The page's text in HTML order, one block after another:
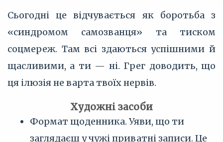
Сьогодні це відчувається як боротьба з
«синдромом самозванця» та тиском
соцмереж. Там всі здаються успішними й
щасливими, а ти — ні. Грег доводить, що
ця ілюзія не варта твоїх нервів.
Художні засоби
Формат щоденника. Уяви, що ти
заглядаєш у чужі приватні записи. Це